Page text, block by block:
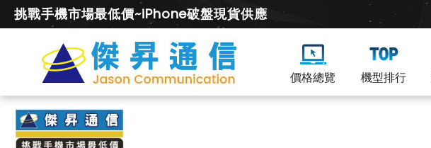
挑戰手機市場最低價~iPhone破盤現貨供應
價格總覽 機型排行